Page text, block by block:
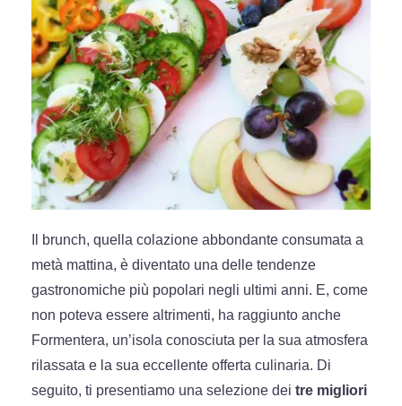
Il brunch, quella colazione abbondante consumata a
metà mattina, è diventato una delle tendenze
gastronomiche più popolari negli ultimi anni. E, come
non poteva essere altrimenti, ha raggiunto anche
Formentera, un’isola conosciuta per la sua atmosfera
rilassata e la sua eccellente offerta culinaria. Di
seguito, ti presentiamo una selezione dei tre migliori